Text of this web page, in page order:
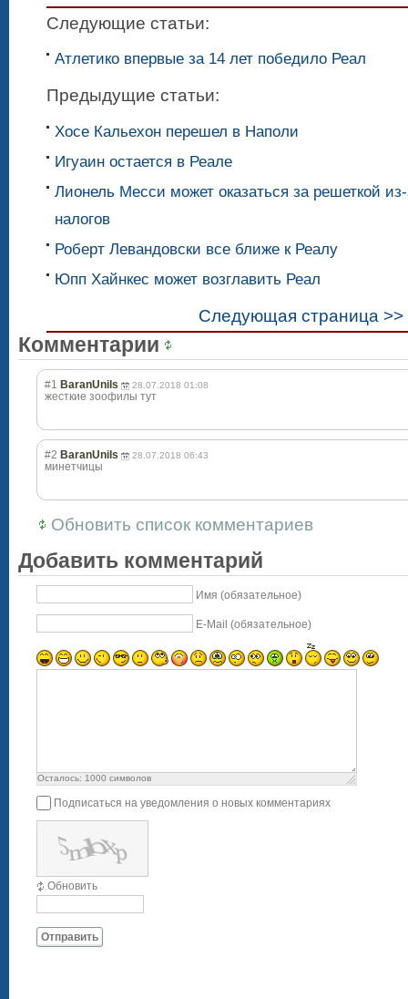
Следующие статьи:
Атлетико впервые за 14 лет победило Реал
Предыдущие статьи:
Хосе Кальехон перешел в Наполи
Игуаин остается в Реале
Лионель Месси может оказаться за решеткой
налогов
Роберт Левандовски все ближе к Реалу
Юпп Хайнкес может возглавить Реал
Следующая страница >>
Комментарии
#1 BaranUnils 28.07.2018 01:08
жесткие зоофилы тут
#2 BaranUnils 28.07.2018 06:43
минетчицы
Обновить список комментариев
Добавить комментарий
Имя (обязательное)
E-Mail (обязательное)
Осталось: 1000 символов
Подписаться на уведомления о новых комментариях
Обновить
Отправить